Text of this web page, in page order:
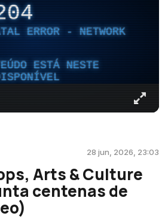
ERROR - NETWORK
ESTÁ NESTE
28 jun, 2026, 23:03
Arts & Culture
centenas de